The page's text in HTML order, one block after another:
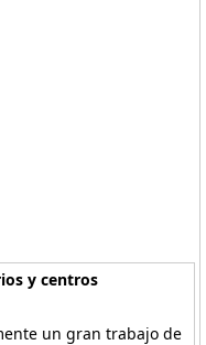
y centros
un gran trabajo de